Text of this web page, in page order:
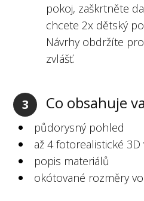
pokoj, zaškrtněte
chcete 2x dětský
Návrhy obdržíte
zvlášť.
3 Co obsahuje
půdorysný pohled
až 4 fotorealistické 3D
popis materiálů
okótované rozměry